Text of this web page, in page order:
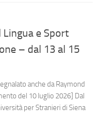
Lingua e Sport
– dal 13 al 15
anche da Raymond
del 10 luglio 2026] Dal
per Stranieri di Siena